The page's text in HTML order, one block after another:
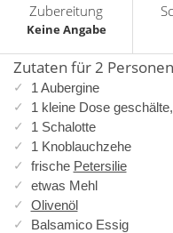
Zubereitung
Keine Angabe
Zutaten für 2
1 Aubergine
1 kleine Dose
1 Schalotte
1 Knoblauchzehe
frische Petersilie
etwas Mehl
Olivenöl
Balsamico Essig